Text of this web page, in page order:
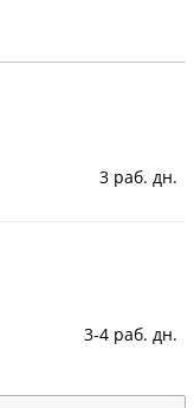
3 раб. дн.
3-4 раб. дн.